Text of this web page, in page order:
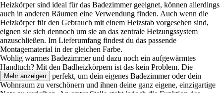
Heizkörper sind ideal für das Badezimmer geeignet, können allerdings
auch in anderen Räumen eine Verwendung finden. Auch wenn die
Heizkörper für den Gebrauch mit einem Heizstab vorgesehen sind,
eignen sie sich dennoch um sie an das zentrale Heizungssystem
anzuschließen. Im Lieferumfang findest du das passende
Montagematerial in der gleichen Farbe.
Wohlig warmes Badezimmer und dazu noch ein aufgewärmtes
Handtuch? Mit den Badheizkörpern ist das kein Problem. Die
Heizkörper sind perfekt, um dein eigenes Badezimmer oder dein
Wohnraum zu verschönern und ihnen deine ganz eigene, einzigartige
Mehr anzeigen